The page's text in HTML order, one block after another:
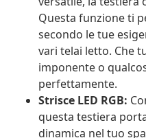
Questa funzione ti
secondo le tue
vari telai letto. Che
imponente o
perfettamente.
Strisce LED RGB:
questa testiera
dinamica nel tuo